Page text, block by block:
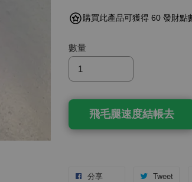
購買此產品可獲得 60 發財點
數量
飛毛腿速度結帳去
分享 Tweet